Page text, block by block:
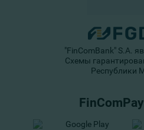
"FinComBank" S.A.
Схемы
Республики